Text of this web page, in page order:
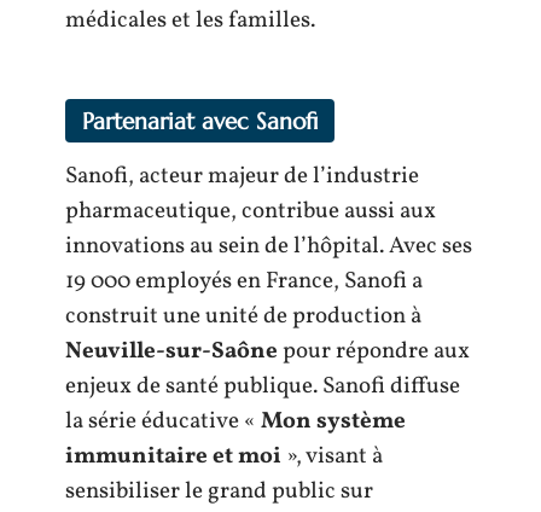
médicales et les familles.
Partenariat avec Sanofi
Sanofi, acteur majeur de l’industrie
pharmaceutique, contribue aussi aux
innovations au sein de l’hôpital. Avec ses
19 000 employés en France, Sanofi a
construit une unité de production à
Neuville-sur-Saônepour répondre aux
enjeux de santé publique. Sanofi diffuse
la série éducative « Mon système
immunitaire et moi », visant à
sensibiliser le grand public sur